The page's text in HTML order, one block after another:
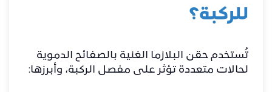
للركبة؟
تُستخدم حقن البلازما الغنية بالصفائح الدموية
لحالات متعددة تؤثر على مفصل الركبة، وأبرزها: